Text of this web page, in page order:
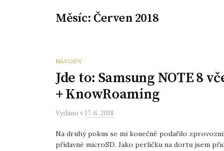
Měsíc: Červen 2018
NÁVODY
Jde to: Samsung NOTE 8
+ KnowRoaming
Vydáno v17. 6. 2018
Na druhý pokus se mi konečně podařilo
přídavné microSD. Jako perličku na dortu jsem